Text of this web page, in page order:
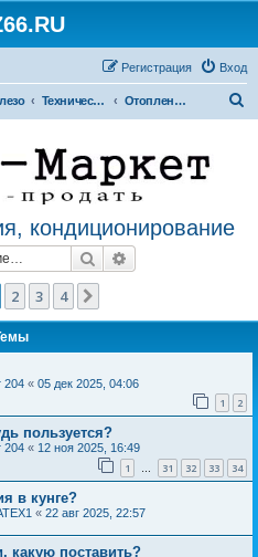
Вход
Регистрация
Технический форум Отопление, вентиляция, кондиционирование
кондиционирование
Поиск
2 3 4
204 « 05 дек 2025, 04:06
1 2
пользуется?
204 « 12 ноя 2025, 16:49
1 … 31 32 33 34
в кунге?
« 22 авг 2025, 22:57
какую поставить?